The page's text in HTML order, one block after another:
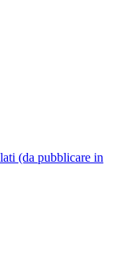
(da pubblicare in